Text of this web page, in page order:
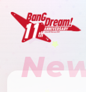
Home